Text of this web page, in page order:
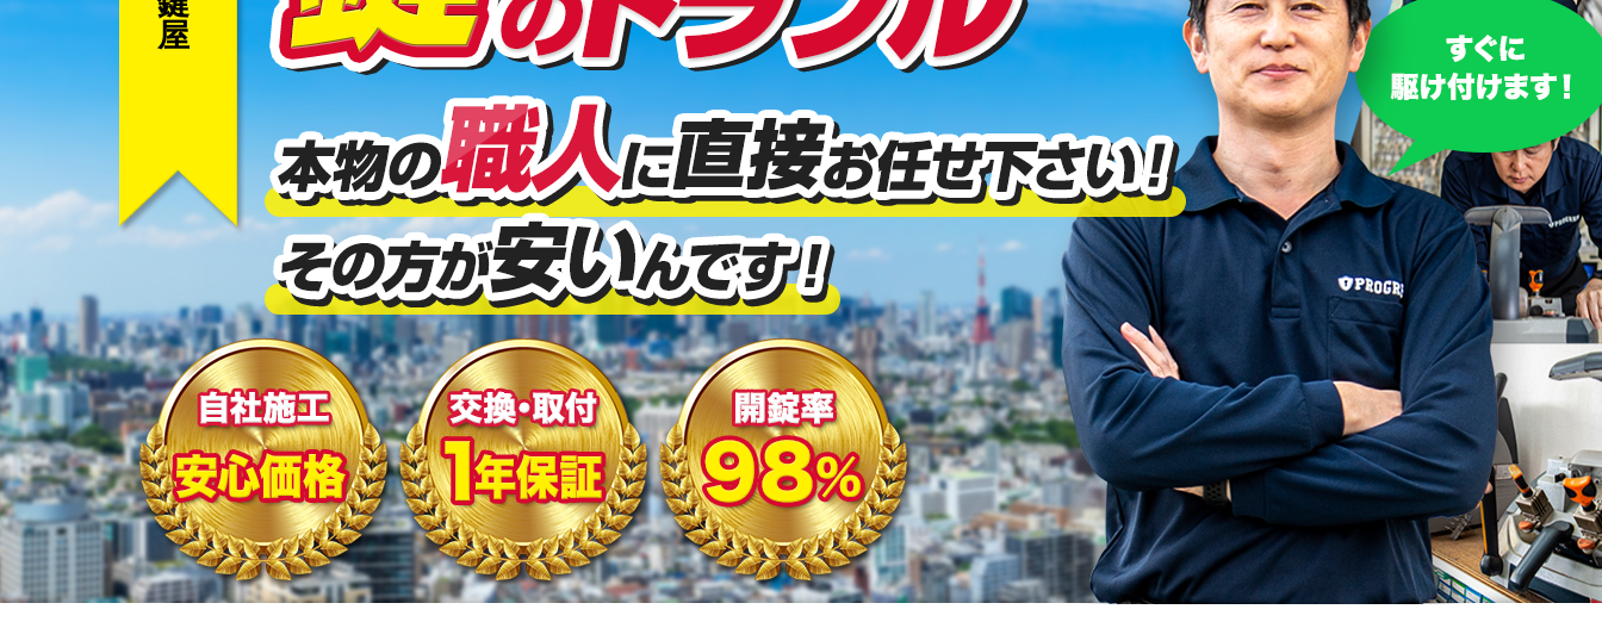
屋